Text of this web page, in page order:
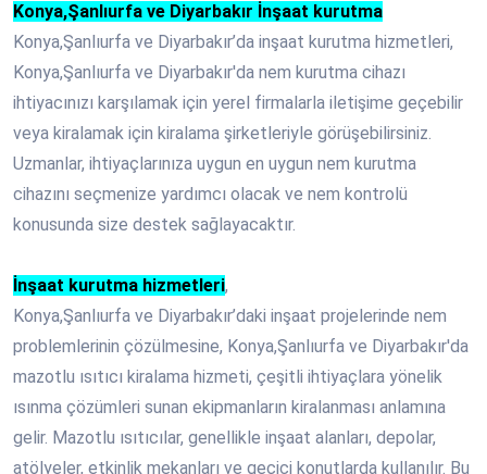
Konya,Şanlıurfa ve Diyarbakır İnşaat kurutma
Konya,Şanlıurfa ve Diyarbakır’da inşaat kurutma hizmetleri,
Konya,Şanlıurfa ve Diyarbakır'da nem kurutma cihazı
ihtiyacınızı karşılamak için yerel firmalarla iletişime geçebilir
veya kiralamak için kiralama şirketleriyle görüşebilirsiniz.
Uzmanlar, ihtiyaçlarınıza uygun en uygun nem kurutma
cihazını seçmenize yardımcı olacak ve nem kontrolü
konusunda size destek sağlayacaktır.
İnşaat kurutma hizmetleri,
Konya,Şanlıurfa ve Diyarbakır’daki inşaat projelerinde nem
problemlerinin çözülmesine, Konya,Şanlıurfa ve Diyarbakır'da
mazotlu ısıtıcı kiralama hizmeti, çeşitli ihtiyaçlara yönelik
ısınma çözümleri sunan ekipmanların kiralanması anlamına
gelir. Mazotlu ısıtıcılar, genellikle inşaat alanları, depolar,
atölyeler, etkinlik mekanları ve geçici konutlarda kullanılır. Bu